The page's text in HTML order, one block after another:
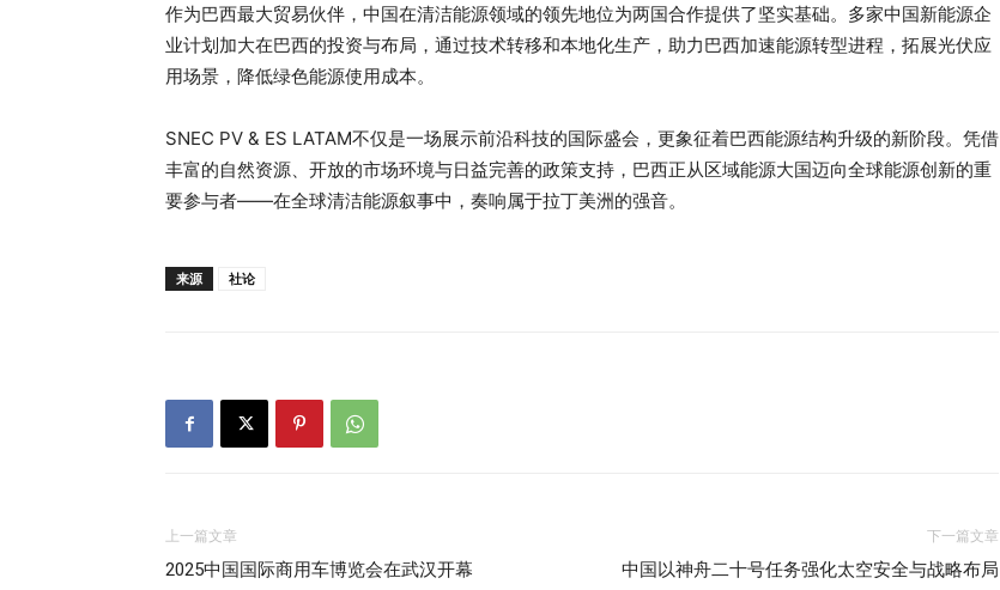
作为巴西最大贸易伙伴，中国在清洁能源领域的领先地位为两国合作提供了坚实基础。多家中国新能源企
业计划加大在巴西的投资与布局，通过技术转移和本地化生产，助力巴西加速能源转型进程，拓展光伏应
用场景，降低绿色能源使用成本。
SNEC PV & ES LATAM不仅是一场展示前沿科技的国际盛会，更象征着巴西能源结构升级的新阶段。凭借
丰富的自然资源、开放的市场环境与日益完善的政策支持，巴西正从区域能源大国迈向全球能源创新的重
要参与者——在全球清洁能源叙事中，奏响属于拉丁美洲的强音。
来源 社论
上一篇文章
2025中国国际商用车博览会在武汉开幕
下一篇文章
中国以神舟二十号任务强化太空安全与战略布局